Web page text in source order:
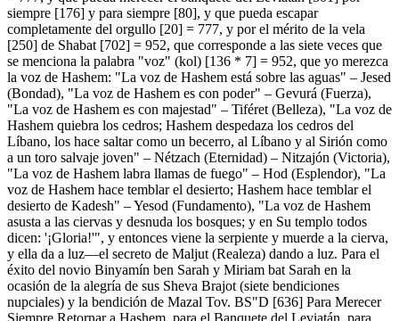
siempre [176] y para siempre [80], y que pueda escapar
completamente del orgullo [20] = 777, y por el mérito de la vela
[250] de Shabat [702] = 952, que corresponde a las siete veces que
se menciona la palabra "voz" (kol) [136 * 7] = 952, que yo merezca
la voz de Hashem: "La voz de Hashem está sobre las aguas" – Jesed
(Bondad), "La voz de Hashem es con poder" – Gevurá (Fuerza),
"La voz de Hashem es con majestad" – Tiféret (Belleza), "La voz de
Hashem quiebra los cedros; Hashem despedaza los cedros del
Líbano, los hace saltar como un becerro, al Líbano y al Sirión como
a un toro salvaje joven" – Nétzach (Eternidad) – Nitzajón (Victoria),
"La voz de Hashem labra llamas de fuego" – Hod (Esplendor), "La
voz de Hashem hace temblar el desierto; Hashem hace temblar el
desierto de Kadesh" – Yesod (Fundamento), "La voz de Hashem
asusta a las ciervas y desnuda los bosques; y en Su templo todos
dicen: '¡Gloria!'", y entonces viene la serpiente y muerde a la cierva,
y ella da a luz—el secreto de Maljut (Realeza) dando a luz. Para el
éxito del novio Binyamín ben Sarah y Miriam bat Sarah en la
ocasión de la alegría de sus Sheva Brajot (siete bendiciones
nupciales) y la bendición de Mazal Tov. BS"D [636] Para Merecer
Siempre Retornar a Hashem, para el Banquete del Leviatán, para